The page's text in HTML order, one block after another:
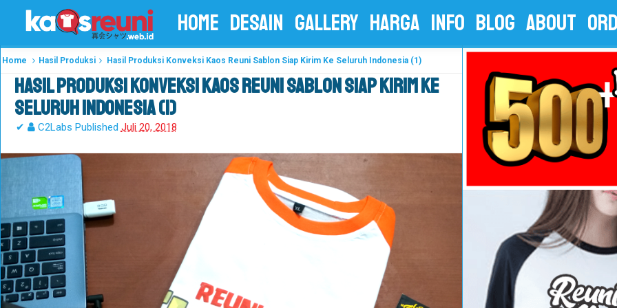
HOME DESAIN GALLERY HARGA INFO BLOG ABOUT
Home Hasil Produksi Hasil Produksi Konveksi Kaos Reuni Sablon Siap Kirim Ke Seluruh Indonesia (1)
Hasil Produksi Konveksi Kaos Reuni Sablon Siap Kirim Ke
Seluruh Indonesia (1)
✔ C2Labs Published Juli 20, 2018